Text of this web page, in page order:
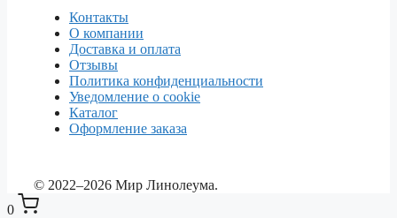
Контакты
О компании
Доставка и оплата
Отзывы
Политика конфиденциальности
Уведомление о cookie
Каталог
Оформление заказа
© 2022–2026 Мир Линолеума.
0